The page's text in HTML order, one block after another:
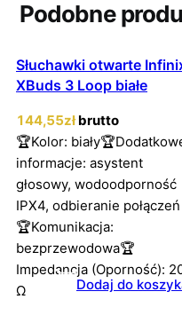
Podobne
Słuchawki otwarte
XBuds 3 Loop białe
144,55zł brutto
🏆Kolor:
informacje: asystent
głosowy, wodoodporność
IPX4, odbieranie połączeń
🏆Komunikacja:
bezprzewodowa🏆
Impedancja (Oporność):
Ω
Dodaj do